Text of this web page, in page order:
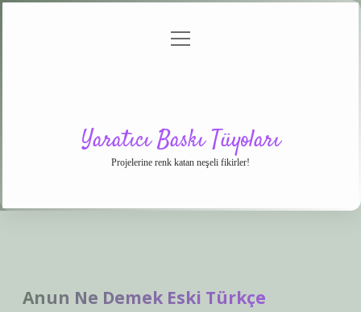
menüyü
Yaratıcı Baskı Tüyoları
Projelerine renk katan neşeli fikirler!
Anun Ne Demek Eski Türkçe